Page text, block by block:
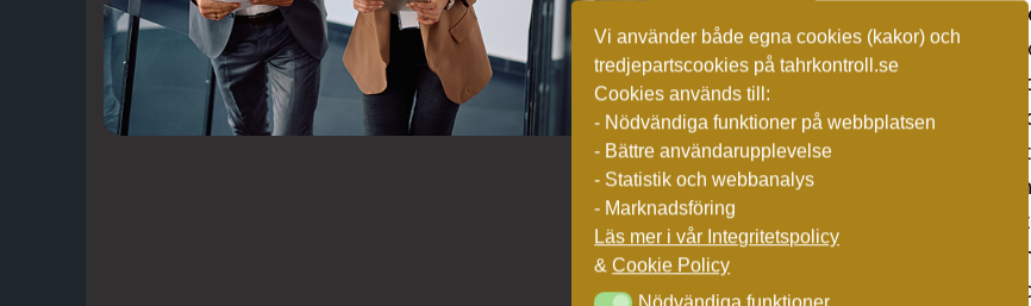
företaget
Skapa en
ägarrollen
Utvärdera
med
Säkerställ
berörda
Se till att
stöd för att
Vi använder både egna cookies (kakor) och
tredjepartscookies på tahrkontroll.se
Cookies används till:
- Nödvändiga funktioner på webbplatsen
- Bättre användarupplevelse
- Statistik och webbanalys
- Marknadsföring
Läs mer i vår Integritetspolicy
&Cookie Policy
Nödvändiga funktioner